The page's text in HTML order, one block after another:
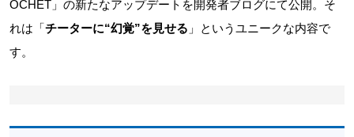
OCHET」の新たなアップデートを開発者ブログにて公開。そ
れは「チーターに“幻覚”を見せる 」というユニークな内容で
す。